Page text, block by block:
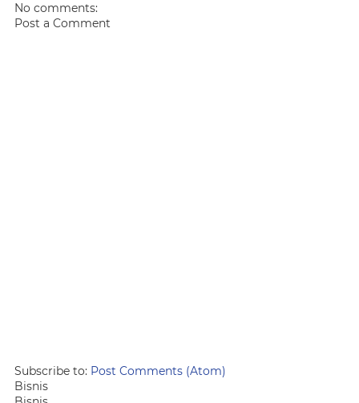
No comments:
Post a Comment
Subscribe to: Post Comments (Atom)
Bisnis